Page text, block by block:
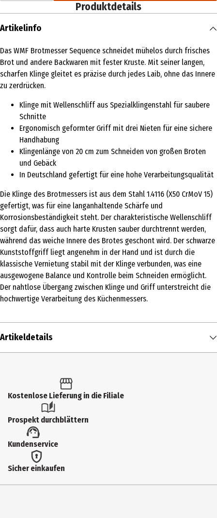
Produktdetails
Artikelinfo
Das WMF Brotmesser Sequence schneidet mühelos durch frisches
Brot und andere Backwaren mit fester Kruste. Mit seiner langen,
scharfen Klinge gleitet es präzise durch jedes Laib, ohne das Innere
zu zerdrücken.
Klinge mit Wellenschliff aus Spezialklingenstahl für saubere
Schnitte
Ergonomisch geformter Griff mit drei Nieten für eine sichere
Handhabung
Klingenlänge von 20 cm zum Schneiden von großen Broten
und Gebäck
In Deutschland gefertigt für eine hohe Verarbeitungsqualität
Die Klinge des Brotmessers ist aus dem Stahl 1.4116 (X50 CrMoV 15)
gefertigt, was für eine langanhaltende Schärfe und
Korrosionsbeständigkeit steht. Der charakteristische Wellenschliff
sorgt dafür, dass auch harte Krusten sauber durchtrennt werden,
während das weiche Innere des Brotes geschont wird. Der schwarze
Kunststoffgriff liegt angenehm in der Hand und ist durch die
klassische Vernietung stabil mit der Klinge verbunden, was eine
ausgewogene Balance und Kontrolle beim Schneiden ermöglicht.
Der nahtlose Übergang zwischen Klinge und Griff unterstreicht die
hochwertige Verarbeitung des Küchenmessers.
Artikeldetails
Produkttyp
Küchenmesser
Gewicht
197 g
Kostenlose Lieferung in die Filiale
Prospekt durchblättern
Kundenservice
Sicher einkaufen